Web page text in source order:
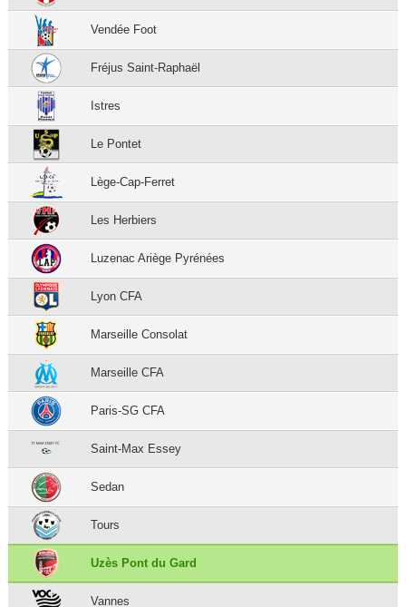
Vendée Foot
Fréjus Saint-Raphaël
Istres
Le Pontet
Lège-Cap-Ferret
Les Herbiers
Luzenac Ariège Pyrénées
Lyon CFA
Marseille Consolat
Marseille CFA
Paris-SG CFA
Saint-Max Essey
Sedan
Tours
Uzès Pont du Gard
Vannes